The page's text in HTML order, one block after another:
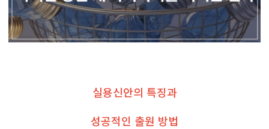
실용신안의 특징과
성공적인 출원 방법